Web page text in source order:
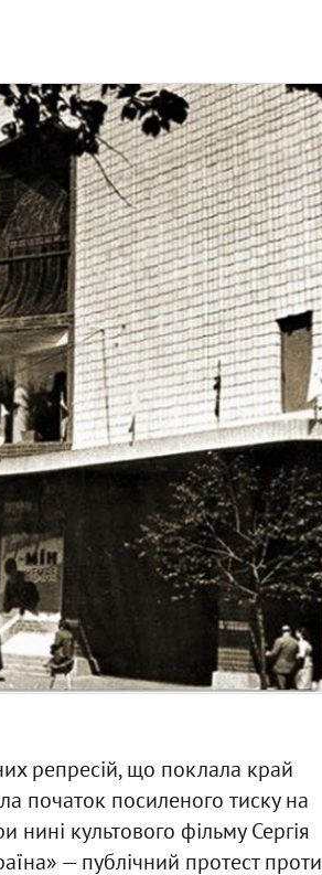
репресій, що поклала край
початок посиленого тиску на
нині культового фільму Сергія
— публічний протест проти